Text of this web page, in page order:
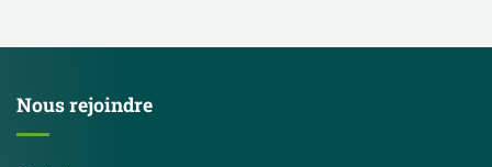
Nous rejoindre